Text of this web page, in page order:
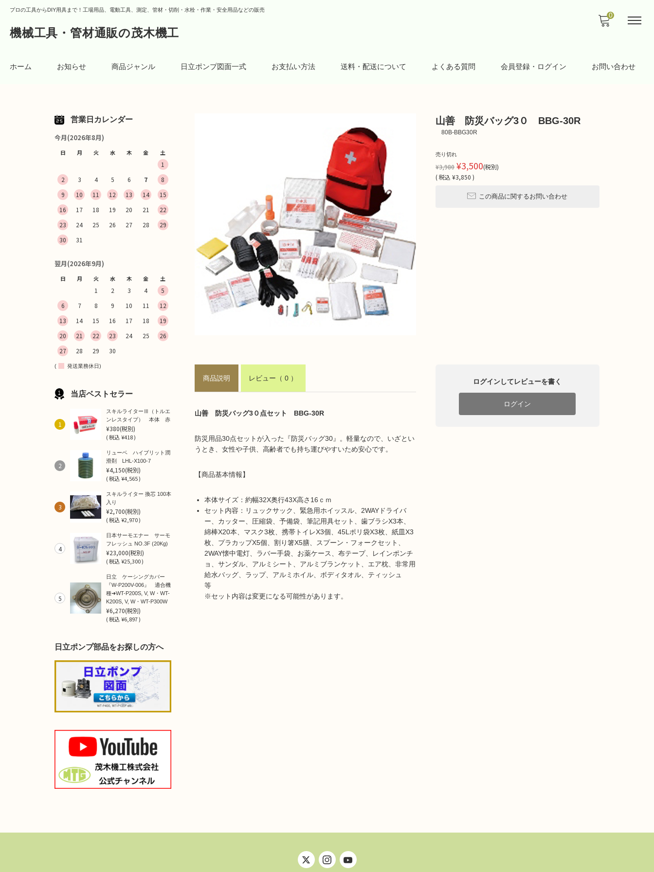
プロの工具からDIY用具まで！工場用品、電動工具、測定、管材・切削・水栓・作業・安全用品などの販売
機械工具・管材通販の茂木機工
ホーム お知らせ 商品ジャンル 日立ポンプ図面一式 お支払い方法 送料・配送について よくある質問 会員登録・ログイン お問い合わせ
0
山善 防災バッグ3０ BBG-30R
80B-BBG30R
売り切れ
¥3,980¥3,500(税別)
(税込 ¥3,850 )
この商品に関するお問い合わせ
商品説明 レビュー （ 0 ）
山善 防災バッグ3０点セット BBG-30R
防災用品30点セットが入った『防災バッグ30』。軽量なので、いざとい
うとき、女性や子供、高齢者でも持ち運びやすいため安心です。
【商品基本情報】
本体サイズ：約幅32X奥行43X高さ16ｃｍ
セット内容：リュックサック、緊急用ホイッスル、2WAYドライバ
ー、カッター、圧縮袋、予備袋、筆記用具セット、歯ブラシX3本、
綿棒X20本、マスク3枚、携帯トイレX3個、45Lポリ袋X3枚、紙皿X3
枚、プラカップX5個、割り箸X5膳、スプーン・フォークセット、
2WAY懐中電灯、ラバー手袋、お薬ケース、布テープ、レインポンチ
ョ、サンダル、アルミシート、アルミブランケット、エア枕、非常用
給水バッグ、ラップ、アルミホイル、ボディタオル、ティッシュ
等
※セット内容は変更になる可能性があります。
ログインしてレビューを書く
ログイン
営業日カレンダー
今月(2026年8月)
日 月 火 水 木 金 土
1
2
3 4 5 6 7
8
9
10 11 12 13 14
15
16
17 18 19 20 21
22
23
24 25 26 27 28
29
30
31
翌月(2026年9月)
日 月 火 水 木 金 土
1 2 3 4
5
6
7 8 9 10 11
12
13
14 15 16 17 18
19
20
21 22 23 24 25
26
27
28 29 30
( 発送業務休日)
当店ベストセラー
1
スキルライターⅢ（トルエ
ンレスタイプ） 本体 赤
¥380(税別)
(税込¥418 )
2
リューベ ハイブリット潤
滑剤 LHL-X100-7
¥4,150(税別)
(税込¥4,565 )
3
スキルライター 換芯 100本
入り
¥2,700(税別)
(税込¥2,970 )
4
日本サーモエナー サーモ
フレッシュ NO.3F (20Kg)
¥23,000(税別)
(税込¥25,300 )
5
日立 ケーシングカバー
『W-P200V-006』 適合機
種➜WT-P200S, V, W・WT-
K200S, V, W・WT-P300W
¥6,270(税別)
(税込¥6,897 )
日立ポンプ部品をお探しの方へ